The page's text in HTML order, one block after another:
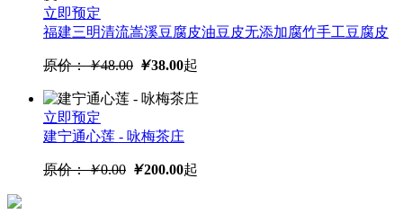
礼茶叶饮品
立即预定
福建三明清流嵩溪豆腐皮油豆皮无添加腐竹手工豆腐皮
原价：￥48.00 ￥38.00起
立即预定
建宁通心莲 - 咏梅茶庄
原价：￥0.00 ￥200.00起